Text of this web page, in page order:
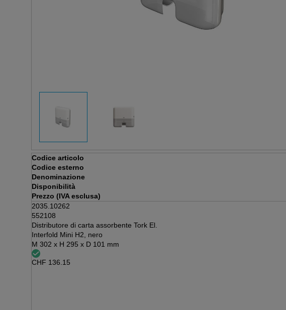
Codice articolo
Codice esterno
Denominazione
Disponibilità
Prezzo (IVA esclusa)
2035.10262
552108
Distributore di carta assorbente Tork El.
Interfold Mini H2, nero
M 302 x H 295 x D 101 mm
CHF 136.15